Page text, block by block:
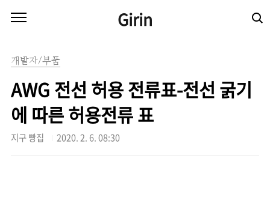
Girin
개발자/부품
AWG 전선 허용 전류표-전선 굵기
에 따른 허용전류 표
지구 빵집 2020. 2. 6. 08:30